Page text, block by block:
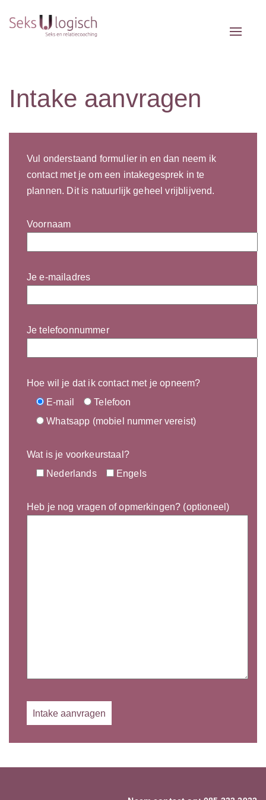
Intake aanvragen
Vul onderstaand formulier in en dan neem ik
contact met je om een intakegesprek in te
plannen. Dit is natuurlijk geheel vrijblijvend.
Voornaam
Je e-mailadres
Je telefoonnummer
Hoe wil je dat ik contact met je opneem?
E-mail
Telefoon
Whatsapp (mobiel nummer vereist)
Wat is je voorkeurstaal?
Nederlands
Engels
Heb je nog vragen of opmerkingen? (optioneel)
Gelieve dit veld leeg te laten.